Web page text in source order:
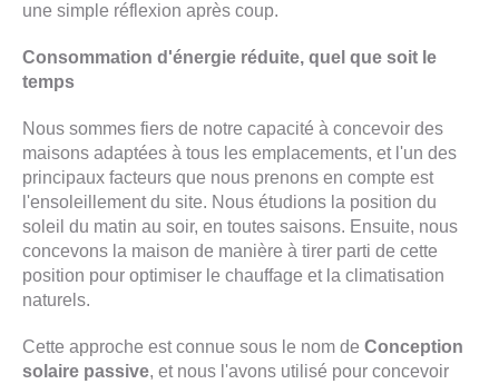
une simple réflexion après coup.
Consommation d'énergie réduite, quel que soit le
temps
Nous sommes fiers de notre capacité à concevoir des
maisons adaptées à tous les emplacements, et l'un des
principaux facteurs que nous prenons en compte est
l'ensoleillement du site. Nous étudions la position du
soleil du matin au soir, en toutes saisons. Ensuite, nous
concevons la maison de manière à tirer parti de cette
position pour optimiser le chauffage et la climatisation
naturels.
Cette approche est connue sous le nom de Conception
solaire passive, et nous l'avons utilisé pour concevoir